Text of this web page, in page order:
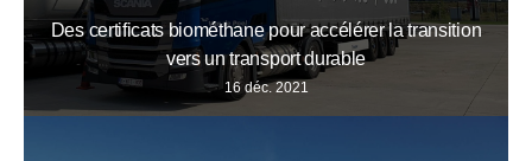
Des certificats biométhane pour accélérer la transition
vers un transport durable
16 déc. 2021